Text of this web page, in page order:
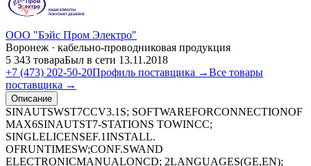
ООО "Бэйс Пром Электро"
Воронеж · кабельно-проводниковая продукция
5 343 товараБыл в сети 13.11.2018
+7 (473) 202-50-20Профиль поставщика →Все товары
поставщика →
Описание
SINAUTSWST7CCV3.1S; SOFTWAREFORCONNECTIONOF
MAX6SINAUTST7-STATIONS TOWINCC;
SINGLELICENSEF.1INSTALL.
OFRUNTIMESW;CONF.SWAND
ELECTRONICMANUALONCD; 2LANGUAGES(GE,EN);